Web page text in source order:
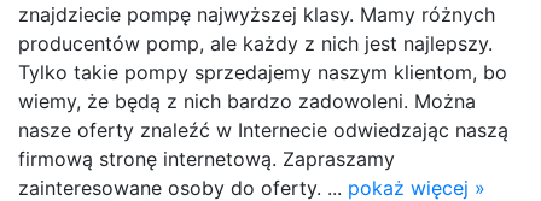
znajdziecie pompę najwyższej klasy. Mamy różnych
producentów pomp, ale każdy z nich jest najlepszy.
Tylko takie pompy sprzedajemy naszym klientom, bo
wiemy, że będą z nich bardzo zadowoleni. Można
nasze oferty znaleźć w Internecie odwiedzając naszą
firmową stronę internetową. Zapraszamy
zainteresowane osoby do oferty. ... pokaż więcej »